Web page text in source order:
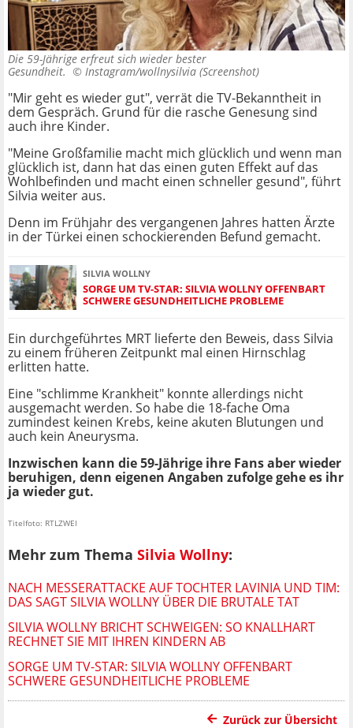
Die 59-Jährige erfreut sich wieder bester
Gesundheit. © Instagram/wollnysilvia (Screenshot)
"Mir geht es wieder gut", verrät die TV-Bekanntheit in
dem Gespräch. Grund für die rasche Genesung sind
auch ihre Kinder.
"Meine Großfamilie macht mich glücklich und wenn man
glücklich ist, dann hat das einen guten Effekt auf das
Wohlbefinden und macht einen schneller gesund", führt
Silvia weiter aus.
Denn im Frühjahr des vergangenen Jahres hatten Ärzte
in der Türkei einen schockierenden Befund gemacht.
SILVIA WOLLNY
SORGE UM TV-STAR: SILVIA WOLLNY OFFENBART
SCHWERE GESUNDHEITLICHE PROBLEME
Ein durchgeführtes MRT lieferte den Beweis, dass Silvia
zu einem früheren Zeitpunkt mal einen Hirnschlag
erlitten hatte.
Eine "schlimme Krankheit" konnte allerdings nicht
ausgemacht werden. So habe die 18-fache Oma
zumindest keinen Krebs, keine akuten Blutungen und
auch kein Aneurysma.
Inzwischen kann die 59-Jährige ihre Fans aber wieder
beruhigen, denn eigenen Angaben zufolge gehe es ihr
ja wieder gut.
Titelfoto: RTLZWEI
Mehr zum Thema Silvia Wollny:
NACH MESSERATTACKE AUF TOCHTER LAVINIA UND TIM:
DAS SAGT SILVIA WOLLNY ÜBER DIE BRUTALE TAT
SILVIA WOLLNY BRICHT SCHWEIGEN: SO KNALLHART
RECHNET SIE MIT IHREN KINDERN AB
SORGE UM TV-STAR: SILVIA WOLLNY OFFENBART
SCHWERE GESUNDHEITLICHE PROBLEME
Zurück zur Übersicht